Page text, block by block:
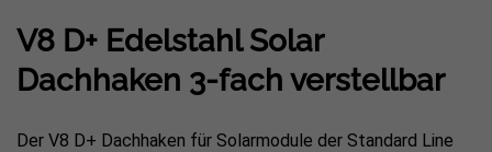
V8 D+ Edelstahl Solar
Dachhaken 3-fach verstellbar
Der V8 D+ Dachhaken für Solarmodule der Standard Line